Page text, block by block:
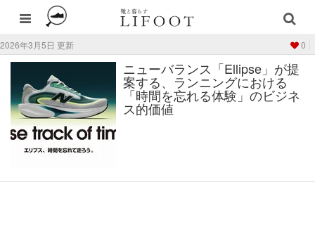
2026年3月5日 更新 0
ニューバランス「Ellipse」が提
案する、ランニングにおける
「時間を忘れる体験」のビジネ
ス的価値